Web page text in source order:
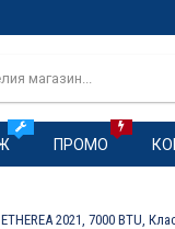
ПРОМО
2021, 7000 BTU,